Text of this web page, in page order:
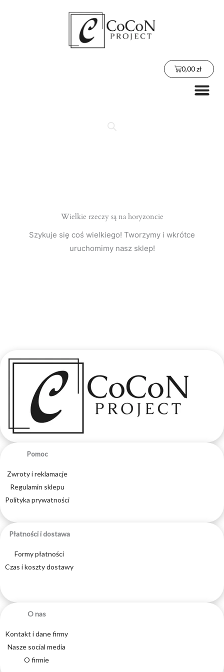
0,00zł
Wózek
Wielkie rzeczy są na horyzoncie
Szykuje się coś wielkiego! Tworzymy i wkrótce
uruchomimy nasz sklep!
Pomoc
Zwroty i reklamacje
Regulamin sklepu
Polityka prywatności
Płatności i dostawa
Formy płatności
Czas i koszty dostawy
O nas
Kontakt i dane firmy
Nasze social media
O firmie